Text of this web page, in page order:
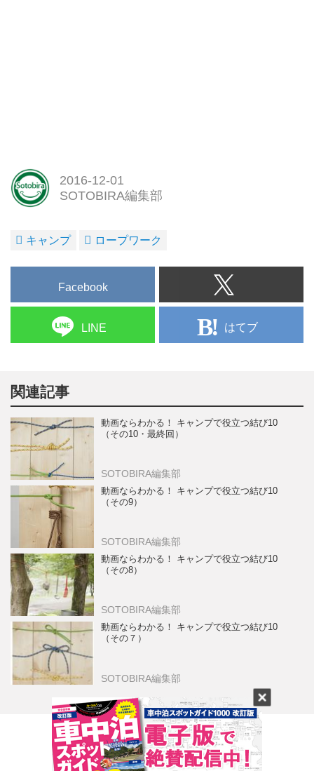
2016-12-01
SOTOBIRA編集部
キャンプ ロープワーク
Facebook
LINE はてブ
関連記事
動画ならわかる！ キャンプで役立つ結び10
（その10・最終回）
SOTOBIRA編集部
動画ならわかる！ キャンプで役立つ結び10
（その9）
SOTOBIRA編集部
動画ならわかる！ キャンプで役立つ結び10
（その8）
SOTOBIRA編集部
動画ならわかる！ キャンプで役立つ結び10
（その７）
SOTOBIRA編集部